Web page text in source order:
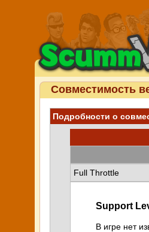
Совместимость
Подробности о
Full Throttle
Support
В игре нет